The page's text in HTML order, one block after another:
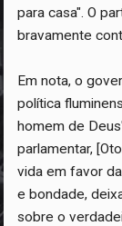
para casa". O
bravamente
Em nota, o
política
homem de
parlamentar,
vida em favor
e bondade,
sobre o